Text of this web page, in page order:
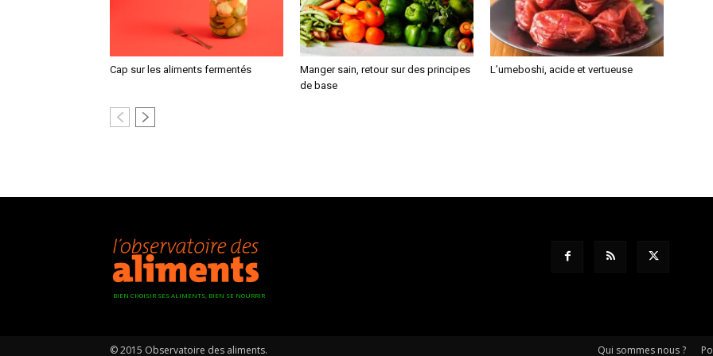
Cap sur les aliments fermentés
Manger sain, retour sur des principes
de base
L’umeboshi, acide et vertueuse
BIEN CHOISIR SES ALIMENTS, BIEN SE NOURRIR
Qui sommes nous ?
© 2015 Observatoire des aliments.